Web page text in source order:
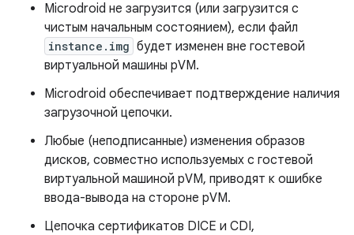
Microdroid не загрузится (или загрузится с
чистым начальным состоянием), если файл
instance.img будет изменен вне гостевой
виртуальной машины pVM.
Microdroid обеспечивает подтверждение наличия
загрузочной цепочки.
Любые (неподписанные) изменения образов
дисков, совместно используемых с гостевой
виртуальной машиной pVM, приводят к ошибке
ввода-вывода на стороне pVM.
Цепочка сертификатов DICE и CDI,